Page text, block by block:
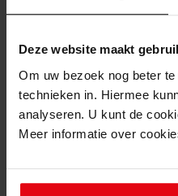
Deze website maakt
Om uw bezoek nog beter
technieken in. Hiermee
analyseren. U kunt de
Meer informatie over
Inventaris
Datering: